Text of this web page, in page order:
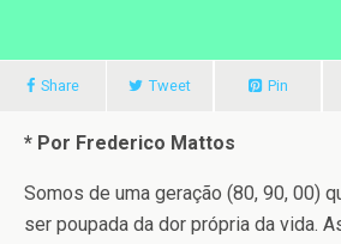
Share Tweet Pin
* Por Frederico Mattos
Somos de uma geração (80, 90, 00)
ser poupada da dor própria da vida.